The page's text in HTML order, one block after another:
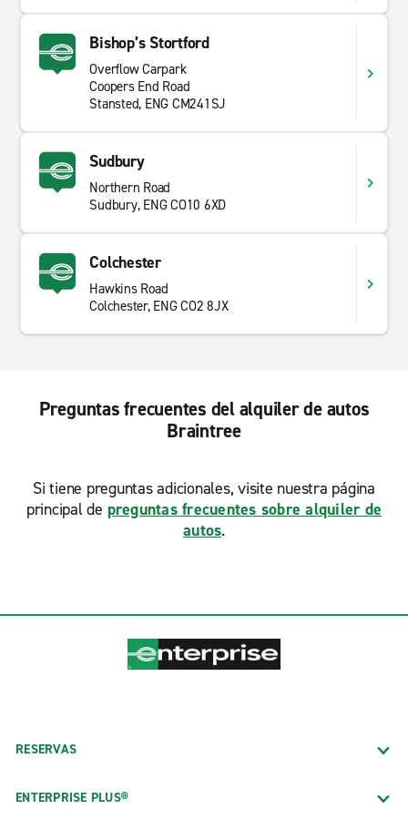
Bishop’s Stortford
Overflow Carpark
Coopers End Road
Stansted, ENG CM241SJ
Sudbury
Northern Road
Sudbury, ENG CO10 6XD
Colchester
Hawkins Road
Colchester, ENG CO2 8JX
Preguntas frecuentes del alquiler de autos
Braintree
Si tiene preguntas adicionales, visite nuestra página
principal de preguntas frecuentes sobre alquiler de
autos.
RESERVAS
ENTERPRISE PLUS®